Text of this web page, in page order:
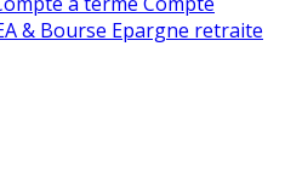
& Bourse Epargne retraite